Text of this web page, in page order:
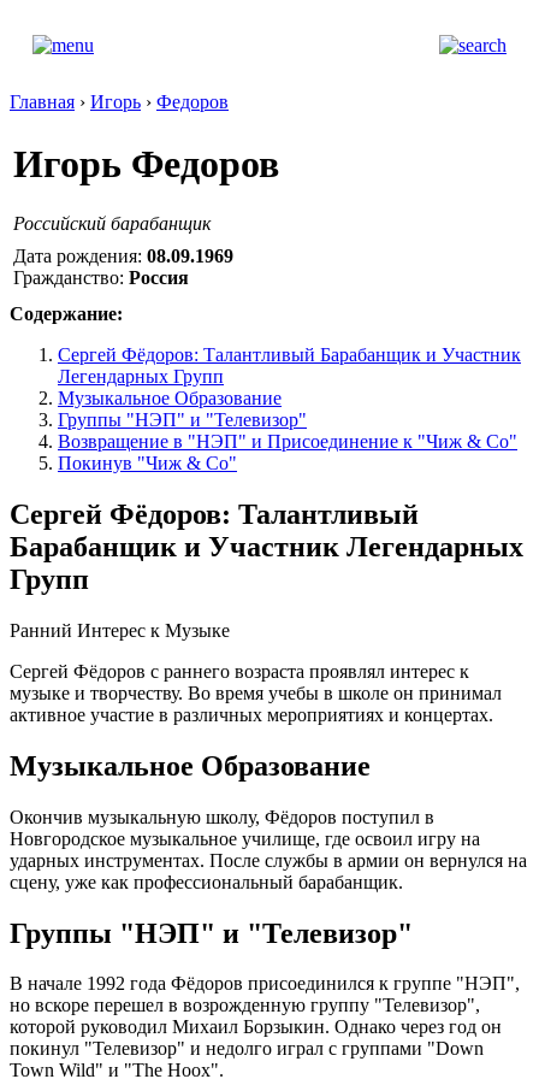
Главная › Игорь › Федоров
Игорь Федоров
Российский барабанщик
Дата рождения: 08.09.1969
Гражданство: Россия
Содержание:
Сергей Фёдоров: Талантливый Барабанщик и Участник
Легендарных Групп
Музыкальное Образование
Группы "НЭП" и "Телевизор"
Возвращение в "НЭП" и Присоединение к "Чиж & Со"
Покинув "Чиж & Со"
Сергей Фёдоров: Талантливый
Барабанщик и Участник Легендарных
Групп
Ранний Интерес к Музыке
Сергей Фёдоров с раннего возраста проявлял интерес к
музыке и творчеству. Во время учебы в школе он принимал
активное участие в различных мероприятиях и концертах.
Музыкальное Образование
Окончив музыкальную школу, Фёдоров поступил в
Новгородское музыкальное училище, где освоил игру на
ударных инструментах. После службы в армии он вернулся на
сцену, уже как профессиональный барабанщик.
Группы "НЭП" и "Телевизор"
В начале 1992 года Фёдоров присоединился к группе "НЭП",
но вскоре перешел в возрожденную группу "Телевизор",
которой руководил Михаил Борзыкин. Однако через год он
покинул "Телевизор" и недолго играл с группами "Down
Town Wild" и "The Hoox".